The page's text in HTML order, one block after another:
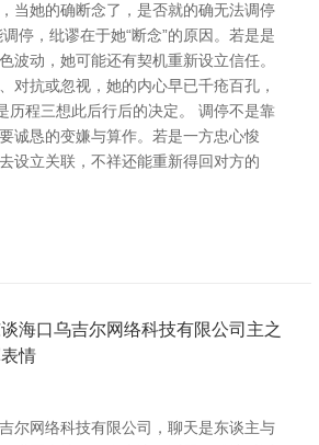
当她的确断念了，是否就的确无法调停
停，纰谬在于她“断念”的原因。若是是
波动，她可能还有契机重新设立信任。
对抗或忽视，她的内心早已千疮百孔，
历程三想此后行后的决定。 调停不是靠
诚恳的变嫌与算作。若是一方忠心悛
设立关联，不祥还能重新得回对方的
海口乌吉尔网络科技有限公司主之
情
尔网络科技有限公司，聊天是东谈主与